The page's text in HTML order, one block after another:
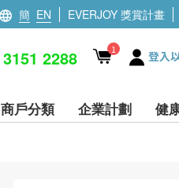
簡 EN EVERJOY 獎賞計畫
3151 2288 1 登入
商戶分類 企業計劃 健